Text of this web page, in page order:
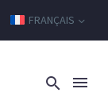
FRANÇAIS